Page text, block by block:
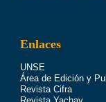
Enlaces
UNSE
Área de Edición y
Revista Cifra